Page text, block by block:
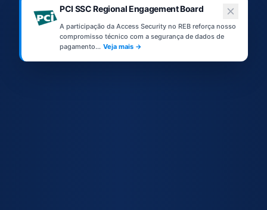
PCI SSC Regional Engagement Board
A participação da Access Security no REB reforça nosso
compromisso técnico com a segurança de dados de
pagamento... Veja mais →